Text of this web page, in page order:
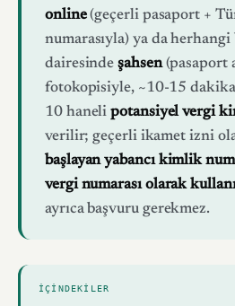
online(geçerli pasaport +
numarasıyla) ya da
dairesindeşahsen(pasaport
fotokopisiyle, ~10-15
10 hanelipotansiyel vergi
verilir; geçerli ikamet izni
başlayan yabancı kimlik
vergi numarası olarak
ayrıca başvuru gerekmez.
İÇINDEKILER